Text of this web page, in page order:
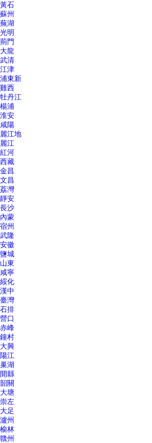
黃石
蘇州
蕪湖
光明
荊門
大龍
武清
江津
浦東新
雞西
牡丹江
楊浦
淮安
咸陽
麗江地
麗江
紅河
西藏
金昌
文昌
荔灣
靜安
長沙
內蒙
宿州
武隆
安徽
鹽城
山東
咸寧
綏化
漢中
臺灣
石排
營口
赤峰
鐘村
大興
陽江
巢湖
開縣
韶關
大塘
崇左
大足
瀘州
榆林
贛州